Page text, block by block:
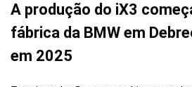
A produção do iX3
fábrica da BMW em
em 2025